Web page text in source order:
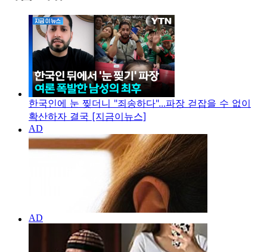
한국인에 눈 찢더니 "죄송하다"...파장 걷잡을 수 없이
확산하자 결국 [지금이뉴스]